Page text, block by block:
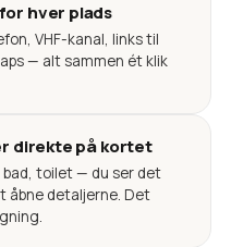
hver plads
VHF-kanal, links til
— alt sammen ét klik
direkte på kortet
toilet — du ser det
åbne detaljerne. Det